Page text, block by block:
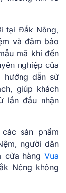
tại Đắk Nông,
và đảm bảo
mã khi đến
nghiệp của
hướng dẫn sử
giúp khách
lần đầu nhận
sản phẩm
người dân
cửa hàng Vua
Nông không